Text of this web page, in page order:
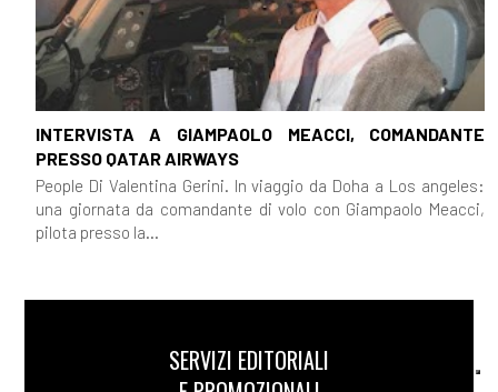
INTERVISTA A GIAMPAOLO MEACCI, COMANDANTE
PRESSO QATAR AIRWAYS
People Di Valentina Gerini. In viaggio da Doha a Los angeles:
una giornata da comandante di volo con Giampaolo Meacci,
pilota presso la...
SERVIZI EDITORIALI